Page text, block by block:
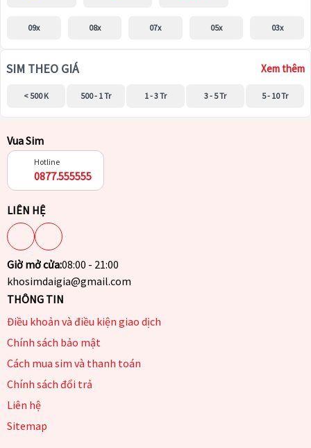
09x 08x 07x 05x 03x
SIM THEO GIÁ Xem thêm
< 500 K 500 - 1 Tr 1 - 3 Tr 3 - 5 Tr 5 - 10 Tr
Vua Sim
Hotline
0877.555555
LIÊN HỆ
Giờ mở cửa:08:00 - 21:00
khosimdaigia@gmail.com
THÔNG TIN
Điều khoản và điều kiện giao dịch
Chính sách bảo mật
Cách mua sim và thanh toán
Chính sách đổi trả
Liên hệ
Sitemap